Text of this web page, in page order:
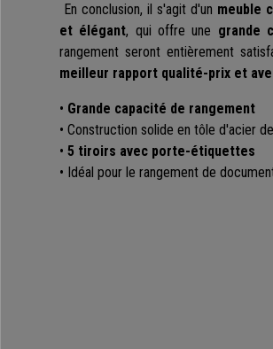
En conclusion, il s'agit d'un meuble
et élégant, qui offre une grande
rangement seront entièrement
meilleur rapport qualité-prix et
• Grande capacité de rangement
• Construction solide en tôle d'acier
• 5 tiroirs avec porte-étiquettes
• Idéal pour le rangement de